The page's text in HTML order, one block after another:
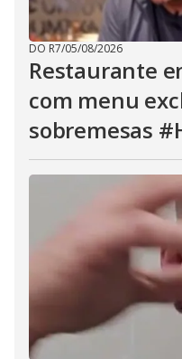
DO R7/05/08/2026
Restaurante
com menu
sobremesas